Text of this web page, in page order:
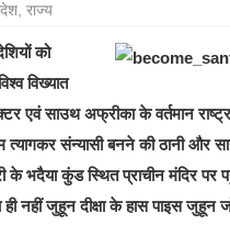
, राज्य
को
विख्यात
एवं साउथ अफ्रीका के वर्तमान
संन्यासी बनने की ठानी और
भदैया कुंड स्थित प्राचीन मंदिर पर
नहीं जुहून दीक्षा के हास पाइस जुहून